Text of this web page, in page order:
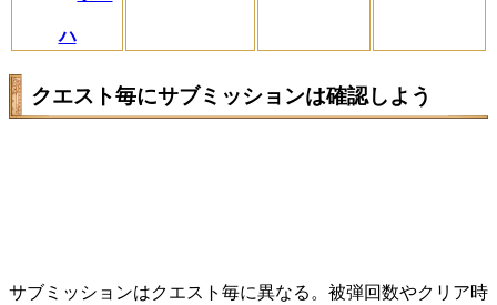
ハ
クエスト毎にサブミッションは確認しよう
サブミッションはクエスト毎に異なる。被弾回数やクリア時